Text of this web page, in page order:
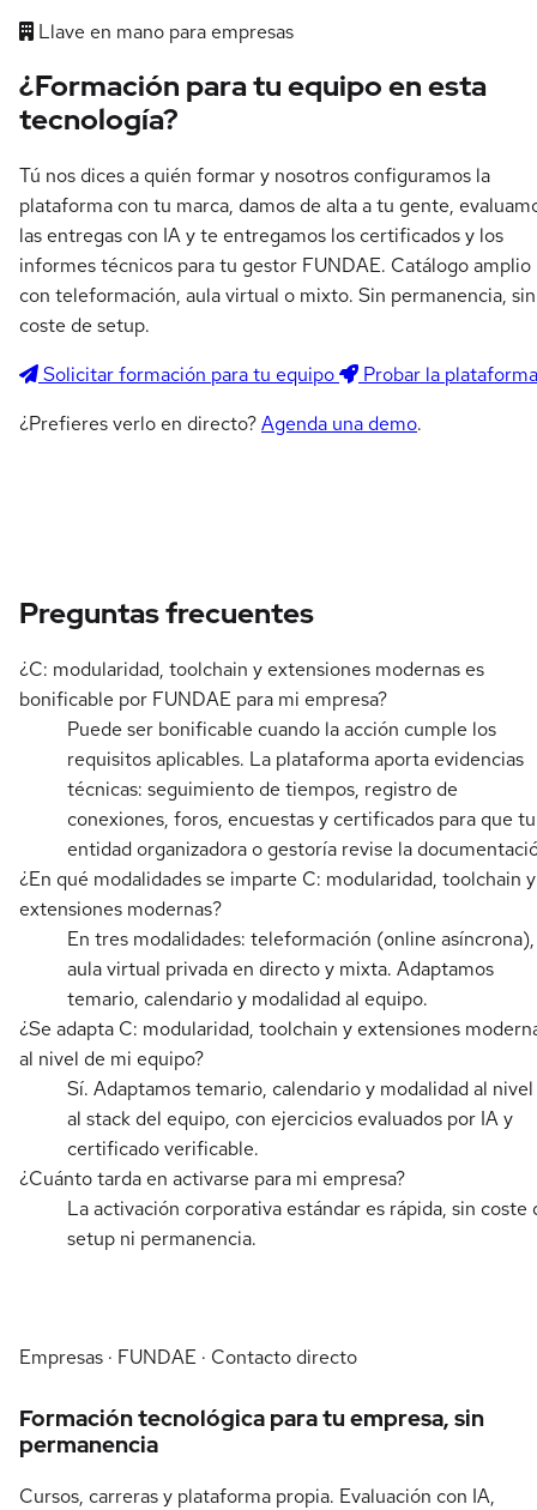
Llave en mano para empresas
¿Formación para tu equipo en esta
tecnología?
Tú nos dices a quién formar y nosotros configuramos la
plataforma con tu marca, damos de alta a tu gente,
las entregas con IA y te entregamos los certificados y los
informes técnicos para tu gestor FUNDAE. Catálogo amplio
con teleformación, aula virtual o mixto. Sin permanencia, sin
coste de setup.
Solicitar formación para tu equipo
Probar la plataforma
¿Prefieres verlo en directo?Agenda una demo.
Preguntas frecuentes
¿C: modularidad, toolchain y extensiones modernas es
bonificable por FUNDAE para mi empresa?
Puede ser bonificable cuando la acción cumple los
requisitos aplicables. La plataforma aporta evidencias
técnicas: seguimiento de tiempos, registro de
conexiones, foros, encuestas y certificados para que tu
entidad organizadora o gestoría revise la
¿En qué modalidades se imparte C: modularidad, toolchain y
extensiones modernas?
En tres modalidades: teleformación (online asíncrona),
aula virtual privada en directo y mixta. Adaptamos
temario, calendario y modalidad al equipo.
¿Se adapta C: modularidad, toolchain y extensiones
al nivel de mi equipo?
Sí. Adaptamos temario, calendario y modalidad al
al stack del equipo, con ejercicios evaluados por IA y
certificado verificable.
¿Cuánto tarda en activarse para mi empresa?
La activación corporativa estándar es rápida, sin coste
setup ni permanencia.
Empresas · FUNDAE · Contacto directo
Formación tecnológica para tu empresa, sin
permanencia
Cursos, carreras y plataforma propia. Evaluación con IA,